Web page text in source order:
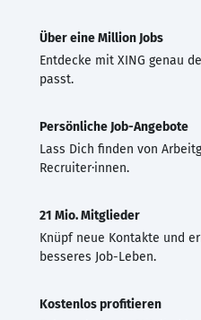
Über eine Million Jobs
Entdecke mit XING genau
passt.
Persönliche Job-Angebote
Lass Dich finden von
Recruiter·innen.
21 Mio. Mitglieder
Knüpf neue Kontakte und
besseres Job-Leben.
Kostenlos profitieren